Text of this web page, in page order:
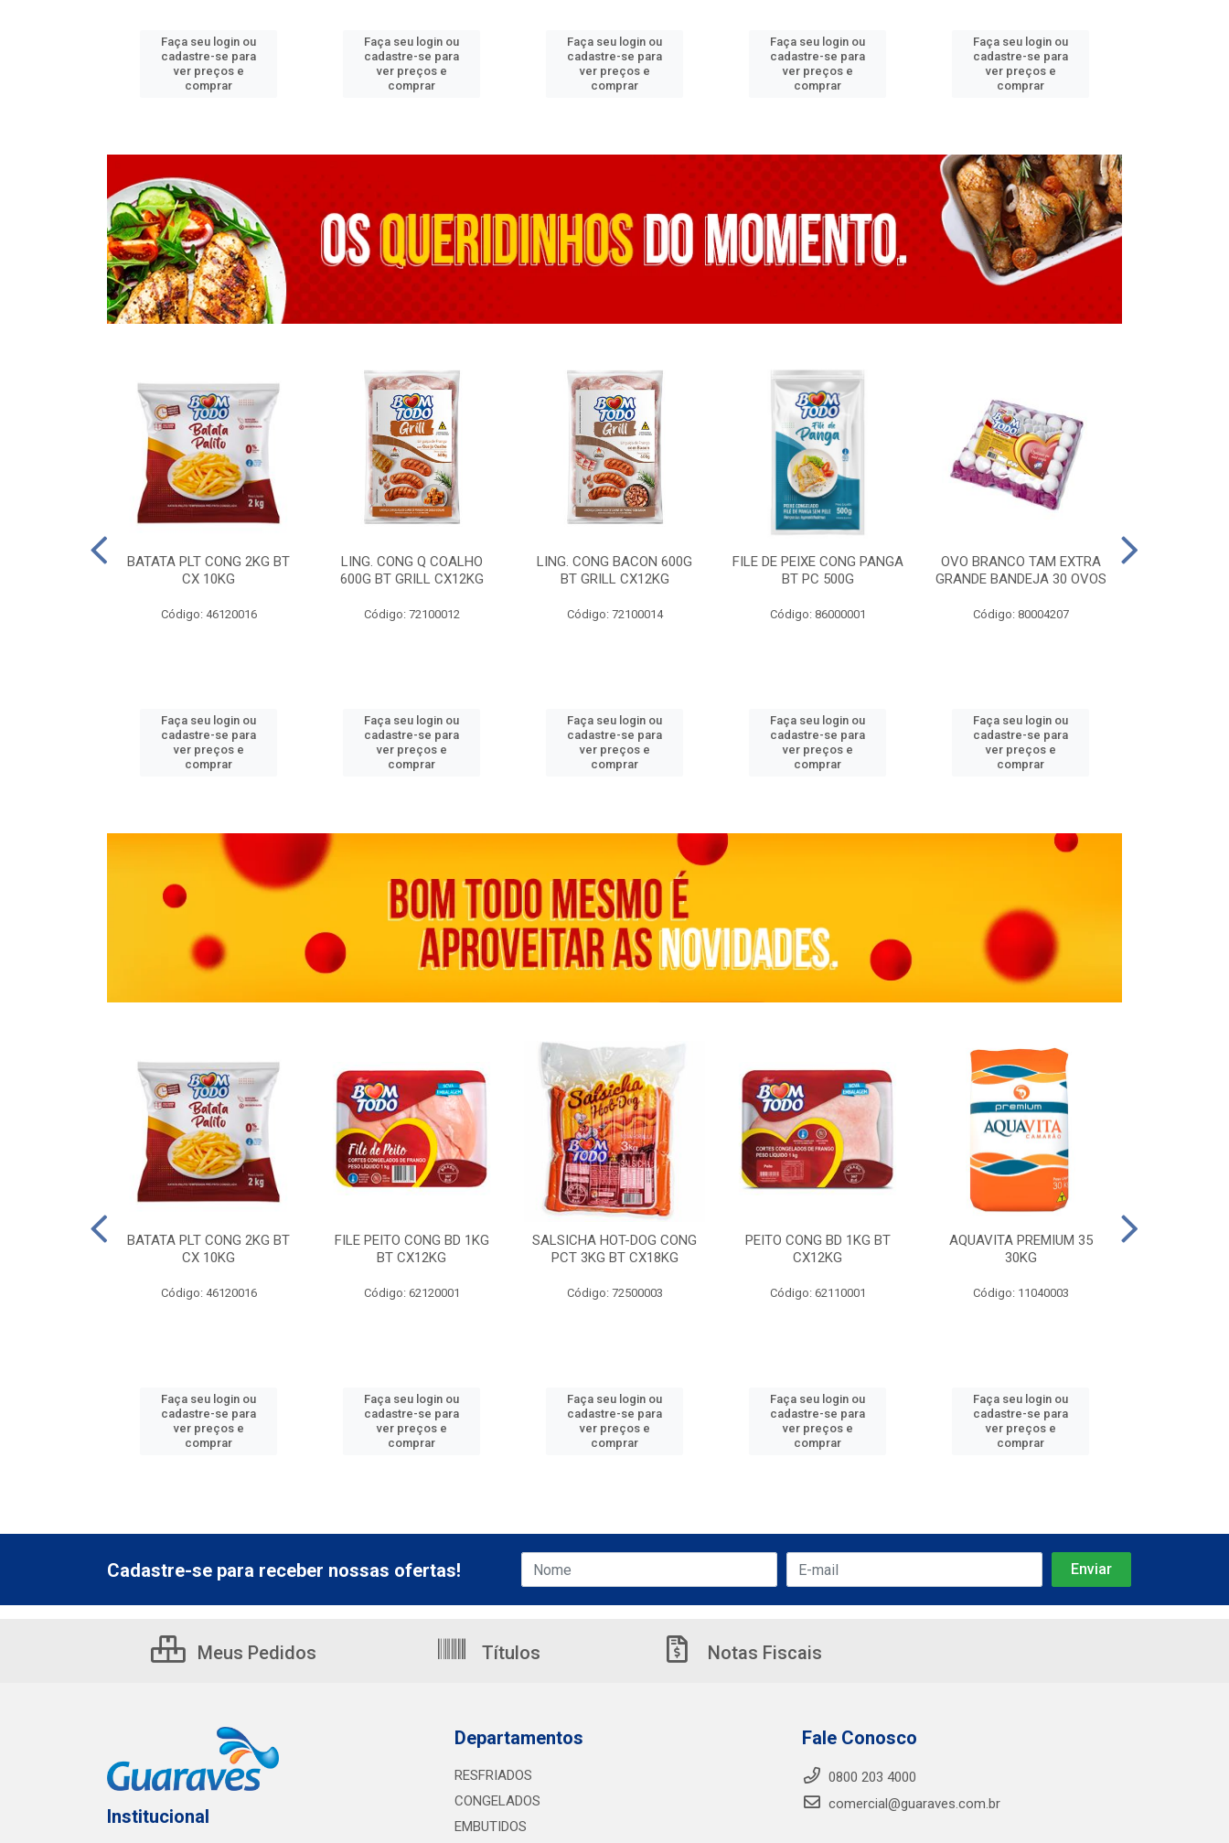
Faça seu login ou
cadastre-se para
ver preços e
comprar
Faça seu login ou
cadastre-se para
ver preços e
comprar
Faça seu login ou
cadastre-se para
ver preços e
comprar
Faça seu login ou
cadastre-se para
ver preços e
comprar
Faça seu login ou
cadastre-se para
ver preços e
comprar
BATATA PLT CONG 2KG BT
CX 10KG
Código: 46120016
Faça seu login ou
cadastre-se para
ver preços e
comprar
LING. CONG Q COALHO
600G BT GRILL CX12KG
Código: 72100012
Faça seu login ou
cadastre-se para
ver preços e
comprar
LING. CONG BACON 600G
BT GRILL CX12KG
Código: 72100014
Faça seu login ou
cadastre-se para
ver preços e
comprar
FILE DE PEIXE CONG PANGA
BT PC 500G
Código: 86000001
Faça seu login ou
cadastre-se para
ver preços e
comprar
OVO BRANCO TAM EXTRA
GRANDE BANDEJA 30 OVOS
Código: 80004207
Faça seu login ou
cadastre-se para
ver preços e
comprar
BATATA PLT CONG 2KG BT
CX 10KG
Código: 46120016
Faça seu login ou
cadastre-se para
ver preços e
comprar
FILE PEITO CONG BD 1KG
BT CX12KG
Código: 62120001
Faça seu login ou
cadastre-se para
ver preços e
comprar
SALSICHA HOT-DOG CONG
PCT 3KG BT CX18KG
Código: 72500003
Faça seu login ou
cadastre-se para
ver preços e
comprar
PEITO CONG BD 1KG BT
CX12KG
Código: 62110001
Faça seu login ou
cadastre-se para
ver preços e
comprar
AQUAVITA PREMIUM 35
30KG
Código: 11040003
Faça seu login ou
cadastre-se para
ver preços e
comprar
Cadastre-se para receber nossas ofertas!
Meus Pedidos Títulos Notas Fiscais
Institucional
Departamentos
RESFRIADOS
CONGELADOS
EMBUTIDOS
Fale Conosco
0800 203 4000
comercial@guaraves.com.br